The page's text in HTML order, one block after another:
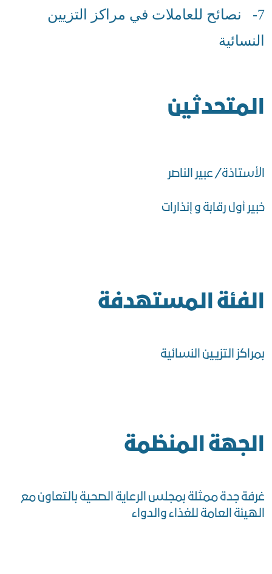
7- نصائح للعاملات في مراكز التزيين
النسائية
المتحدثين
الأستاذة/ عبير الناصر
خبير أول رقابة و إنذارات
الفئة المستهدفة
بمراكز التزيين النسائية
الجهة المنظمة
غرفة جدة ممثلة بمجلس الرعاية الصحية بالتعاون مع
الهيئة العامة للغذاء والدواء